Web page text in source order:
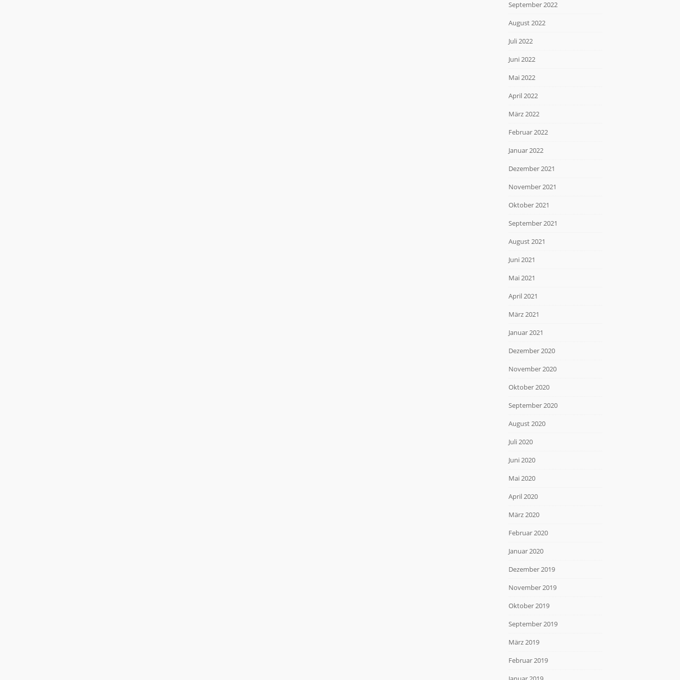
September 2022
August 2022
Juli 2022
Juni 2022
Mai 2022
April 2022
März 2022
Februar 2022
Januar 2022
Dezember 2021
November 2021
Oktober 2021
September 2021
August 2021
Juni 2021
Mai 2021
April 2021
März 2021
Januar 2021
Dezember 2020
November 2020
Oktober 2020
September 2020
August 2020
Juli 2020
Juni 2020
Mai 2020
April 2020
März 2020
Februar 2020
Januar 2020
Dezember 2019
November 2019
Oktober 2019
September 2019
März 2019
Februar 2019